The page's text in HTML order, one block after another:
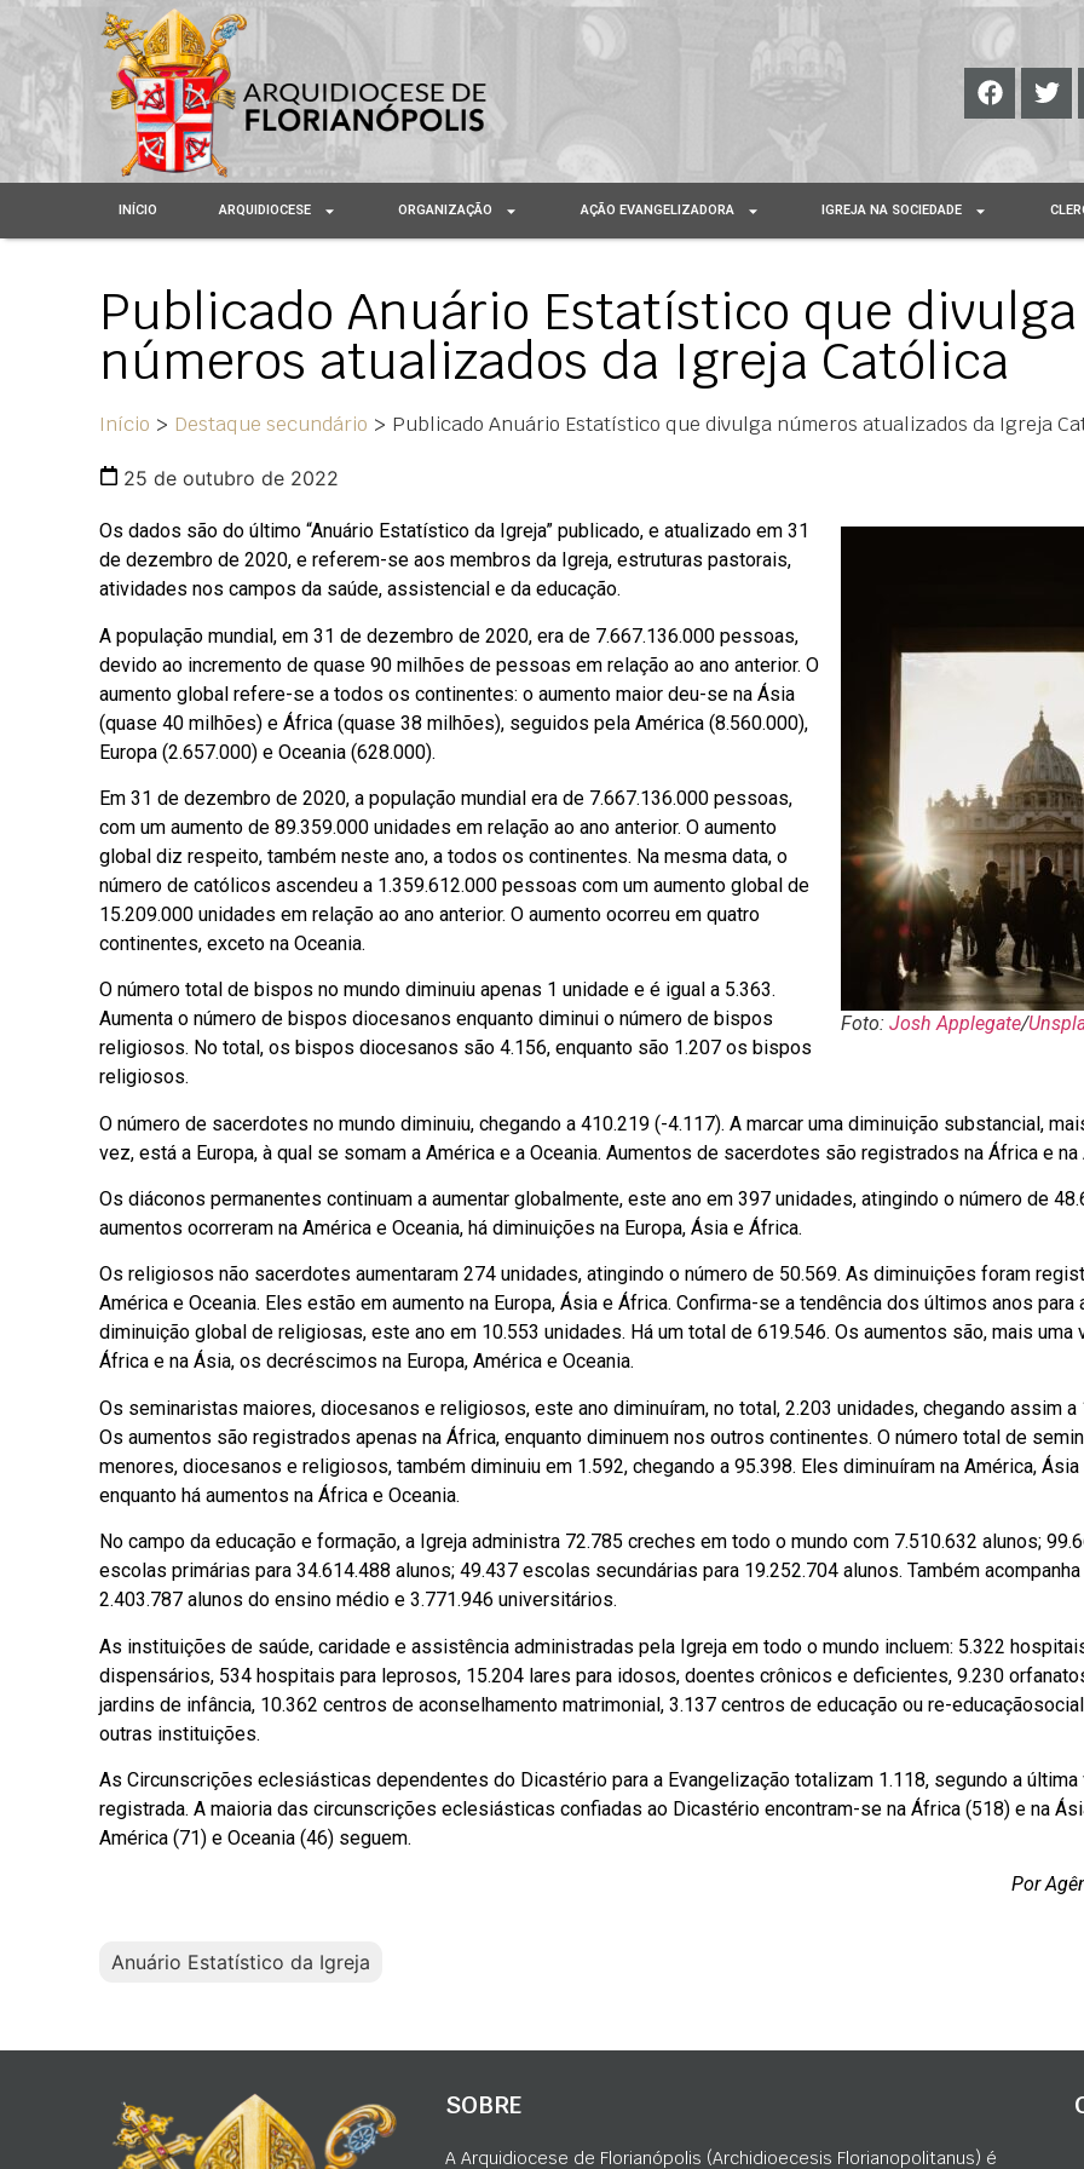
INÍCIO ARQUIDIOCESE ORGANIZAÇÃO AÇÃO EVANGELIZADORA IGREJA NA SOCIEDADE
Publicado Anuário Estatístico que divulga
números atualizados da Igreja Católica
Início > Destaque secundário > Publicado Anuário Estatístico que divulga números atualizados da Igreja
25 de outubro de 2022
Foto: Josh Applegate/
Os dados são do último “Anuário Estatístico da Igreja” publicado, e atualizado em 31
de dezembro de 2020, e referem-se aos membros da Igreja, estruturas pastorais,
atividades nos campos da saúde, assistencial e da educação.
A população mundial, em 31 de dezembro de 2020, era de 7.667.136.000 pessoas,
devido ao incremento de quase 90 milhões de pessoas em relação ao ano anterior. O
aumento global refere-se a todos os continentes: o aumento maior deu-se na Ásia
(quase 40 milhões) e África (quase 38 milhões), seguidos pela América (8.560.000),
Europa (2.657.000) e Oceania (628.000).
Em 31 de dezembro de 2020, a população mundial era de 7.667.136.000 pessoas,
com um aumento de 89.359.000 unidades em relação ao ano anterior. O aumento
global diz respeito, também neste ano, a todos os continentes. Na mesma data, o
número de católicos ascendeu a 1.359.612.000 pessoas com um aumento global de
15.209.000 unidades em relação ao ano anterior. O aumento ocorreu em quatro
continentes, exceto na Oceania.
O número total de bispos no mundo diminuiu apenas 1 unidade e é igual a 5.363.
Aumenta o número de bispos diocesanos enquanto diminui o número de bispos
religiosos. No total, os bispos diocesanos são 4.156, enquanto são 1.207 os bispos
religiosos.
O número de sacerdotes no mundo diminuiu, chegando a 410.219 (-4.117). A marcar uma diminuição substancial,
vez, está a Europa, à qual se somam a América e a Oceania. Aumentos de sacerdotes são registrados na África e na
Os diáconos permanentes continuam a aumentar globalmente, este ano em 397 unidades, atingindo o número de
aumentos ocorreram na América e Oceania, há diminuições na Europa, Ásia e África.
Os religiosos não sacerdotes aumentaram 274 unidades, atingindo o número de 50.569. As diminuições foram
América e Oceania. Eles estão em aumento na Europa, Ásia e África. Confirma-se a tendência dos últimos anos para
diminuição global de religiosas, este ano em 10.553 unidades. Há um total de 619.546. Os aumentos são, mais uma
África e na Ásia, os decréscimos na Europa, América e Oceania.
Os seminaristas maiores, diocesanos e religiosos, este ano diminuíram, no total, 2.203 unidades, chegando assim a
Os aumentos são registrados apenas na África, enquanto diminuem nos outros continentes. O número total de
menores, diocesanos e religiosos, também diminuiu em 1.592, chegando a 95.398. Eles diminuíram na América, Ásia
enquanto há aumentos na África e Oceania.
No campo da educação e formação, a Igreja administra 72.785 creches em todo o mundo com 7.510.632 alunos;
escolas primárias para 34.614.488 alunos; 49.437 escolas secundárias para 19.252.704 alunos. Também acompanha
2.403.787 alunos do ensino médio e 3.771.946 universitários.
As instituições de saúde, caridade e assistência administradas pela Igreja em todo o mundo incluem: 5.322
dispensários, 534 hospitais para leprosos, 15.204 lares para idosos, doentes crônicos e deficientes, 9.230
jardins de infância, 10.362 centros de aconselhamento matrimonial, 3.137 centros de educação ou re-
outras instituições.
As Circunscrições eclesiásticas dependentes do Dicastério para a Evangelização totalizam 1.118, segundo a última
registrada. A maioria das circunscrições eclesiásticas confiadas ao Dicastério encontram-se na África (518) e na
América (71) e Oceania (46) seguem.
Por
Anuário Estatístico da Igreja
SOBRE
A Arquidiocese de Florianópolis (Archidioecesis Florianopolitanus) é